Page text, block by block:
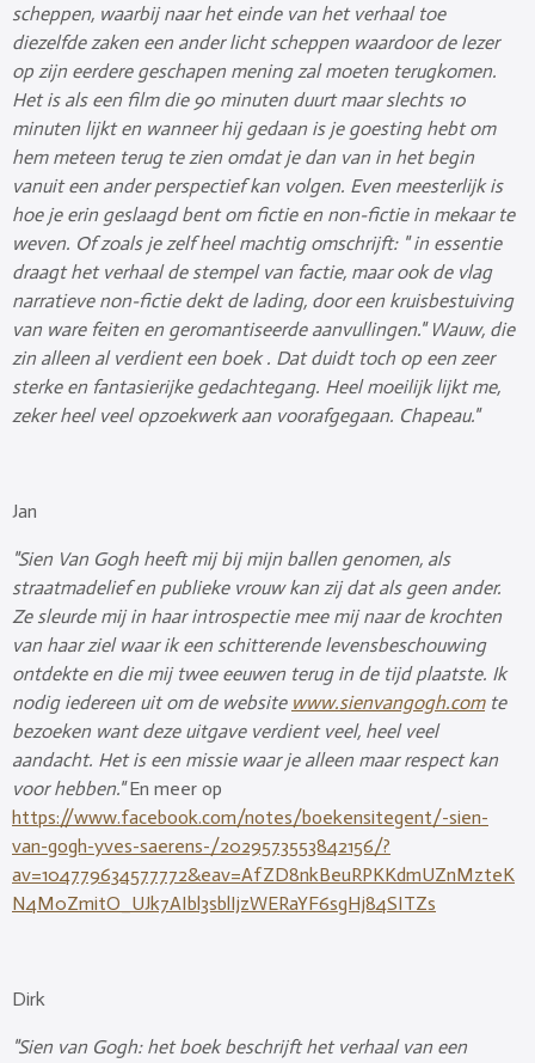
scheppen, waarbij naar het einde van het verhaal toe
diezelfde zaken een ander licht scheppen waardoor de lezer
op zijn eerdere geschapen mening zal moeten terugkomen.
Het is als een film die 90 minuten duurt maar slechts 10
minuten lijkt en wanneer hij gedaan is je goesting hebt om
hem meteen terug te zien omdat je dan van in het begin
vanuit een ander perspectief kan volgen. Even meesterlijk is
hoe je erin geslaagd bent om fictie en non-fictie in mekaar te
weven. Of zoals je zelf heel machtig omschrijft: " in essentie
draagt het verhaal de stempel van factie, maar ook de vlag
narratieve non-fictie dekt de lading, door een kruisbestuiving
van ware feiten en geromantiseerde aanvullingen." Wauw, die
zin alleen al verdient een boek. Dat duidt toch op een zeer
sterke en fantasierijke gedachtegang. Heel moeilijk lijkt me,
zeker heel veel opzoekwerk aan voorafgegaan. Chapeau."
Jan
"Sien Van Gogh heeft mij bij mijn ballen genomen, als
straatmadelief en publieke vrouw kan zij dat als geen ander.
Ze sleurde mij in haar introspectie mee mij naar de krochten
van haar ziel waar ik een schitterende levensbeschouwing
ontdekte en die mij twee eeuwen terug in de tijd plaatste. Ik
nodig iedereen uit om de website www.sienvangogh.comte
bezoeken want deze uitgave verdient veel, heel veel
aandacht. Het is een missie waar je alleen maar respect kan
voor hebben."En meer op
https://www.facebook.com/notes/boekensitegent/-sien-
van-gogh-yves-saerens-/2029573553842156/?
av=104779634577772&eav=AfZD8nkBeuRPKKdmUZnMzteK
N4M0ZmitO_UJk7AIbl3sblIjzWERaYF6sgHj84SITZs
Dirk
"Sien van Gogh: het boek beschrijft het verhaal van een